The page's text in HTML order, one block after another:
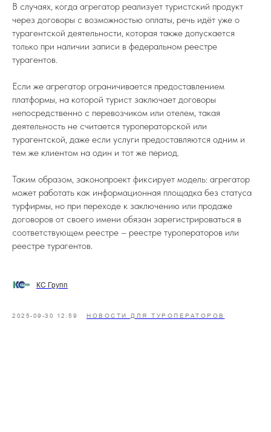
В случаях, когда агрегатор реализует туристский продукт
через договоры с возможностью оплаты, речь идёт уже о
турагентской деятельности, которая также допускается
только при наличии записи в федеральном реестре
турагентов.
Если же агрегатор ограничивается предоставлением
платформы, на которой турист заключает договоры
непосредственно с перевозчиком или отелем, такая
деятельность не считается туроператорской или
турагентской, даже если услуги предоставляются одним и
тем же клиентом на один и тот же период.
Таким образом, законопроект фиксирует модель: агрегатор
может работать как информационная площадка без статуса
турфирмы, но при переходе к заключению или продаже
договоров от своего имени обязан зарегистрироваться в
соответствующем реестре – реестре туроператоров или
реестре турагентов.
КС Групп
2025-09-30 12:59 НОВОСТИ ДЛЯ ТУРОПЕРАТОРОВ